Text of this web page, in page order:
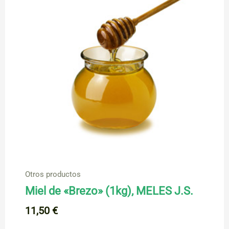
Otros productos
Miel de «Brezo» (1kg), MELES J.S.
11,50 €